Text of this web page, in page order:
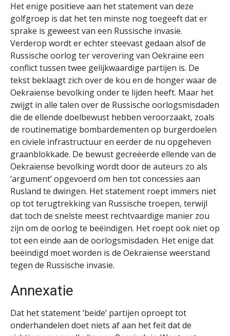
Het enige positieve aan het statement van deze
golfgroep is dat het ten minste nog toegeeft dat er
sprake is geweest van een Russische invasie.
Verderop wordt er echter steevast gedaan alsof de
Russische oorlog ter verovering van Oekraïne een
conflict tussen twee gelijkwaardige partijen is. De
tekst beklaagt zich over de kou en de honger waar de
Oekraïense bevolking onder te lijden heeft. Maar het
zwijgt in alle talen over de Russische oorlogsmisdaden
die de ellende doelbewust hebben veroorzaakt, zoals
de routinematige bombardementen op burgerdoelen
en civiele infrastructuur en eerder de nu opgeheven
graanblokkade. De bewust gecreëerde ellende van de
Oekraïense bevolking wordt door de auteurs zo als
‘argument’ opgevoerd om hen tot concessies aan
Rusland te dwingen. Het statement roept immers niet
op tot terugtrekking van Russische troepen, terwijl
dat toch de snelste meest rechtvaardige manier zou
zijn om de oorlog te beëindigen. Het roept ook niet op
tot een einde aan de oorlogsmisdaden. Het enige dat
beëindigd moet worden is de Oekraïense weerstand
tegen de Russische invasie.
Annexatie
Dat het statement ‘beide’ partijen oproept tot
onderhandelen doet niets af aan het feit dat de